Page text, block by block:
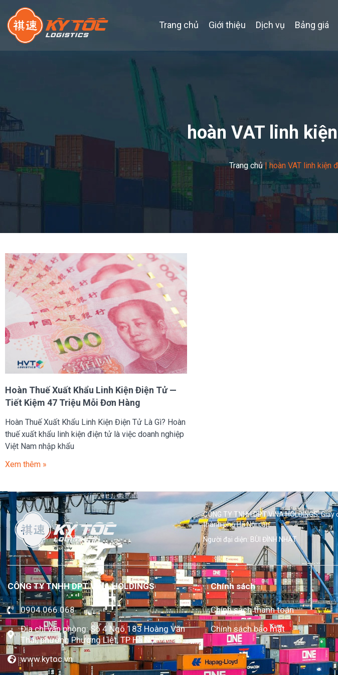
Trang chủ Giới thiệu Dịch vụ Bảng giá
hoàn VAT linh
Trang chủ|hoàn VAT linh kiện
Hoàn Thuế Xuất Khẩu Linh Kiện Điện Tử —
Tiết Kiệm 47 Triệu Mỗi Đơn Hàng
Hoàn Thuế Xuất Khẩu Linh Kiện Điện Tử Là Gì? Hoàn
thuế xuất khẩu linh kiện điện tử là việc doanh nghiệp
Việt Nam nhập khẩu
Xem thêm »
CÔNG TY TNHH DPT VINA HOLDINGS.
thành phố Hà Nội cấp.
Người đại diện: BÙI ĐÌNH NHẬT
CÔNG TY TNHH DPT VINA HOLDINGS
0904.066.068
Địa chỉ văn phòng: Số 4 Ngõ 183 Hoàng Văn
Thái, phường Phương Liệt, TP Hà Nội
www.kytoc.vn
Chính sách
Chính sách thanh toán
Chính sách bảo mật